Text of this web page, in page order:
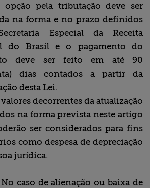
pela tributação deve ser
na forma e no prazo definidos
Especial da Receita
do Brasil e o pagamento do
deve ser feito em até 90
dias contados a partir da
desta Lei.
valores decorrentes da atualização
na forma prevista neste artigo
ser considerados para fins
como despesa de depreciação
jurídica.
No caso de alienação ou baixa de